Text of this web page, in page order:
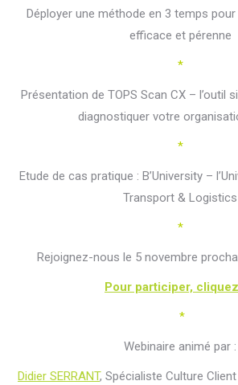
Déployer une méthode en 3 temps
efficace et pérenne
*
Présentation de TOPS Scan CX – l’outil
diagnostiquer votre
*
Etude de cas pratique : B’University –
Transport & Logistics
*
Rejoignez-nous le 5 novembre
Pour participer,
*
Webinaire animé par :
Didier SERRANT, Spécialiste Culture